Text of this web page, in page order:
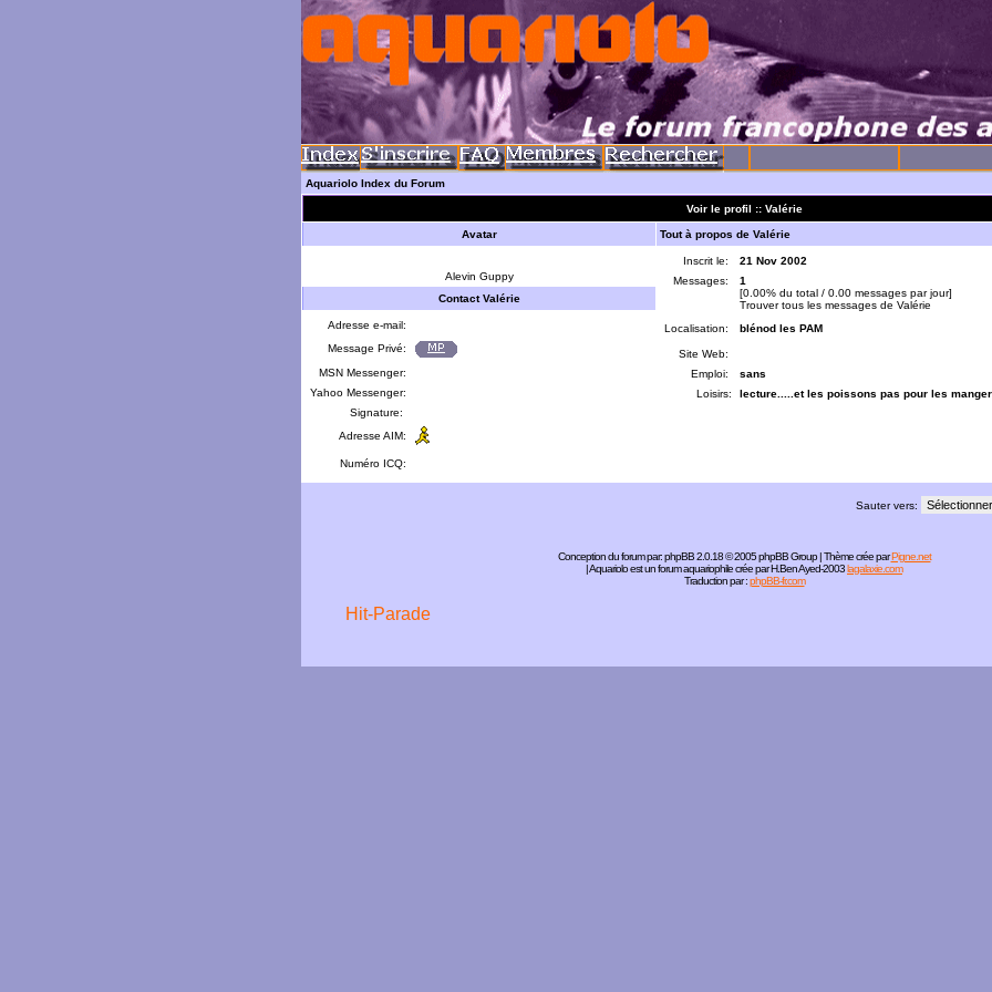
Aquariolo Index du Forum
Voir le profil :: Valérie
Avatar Tout à propos de Valérie
Alevin Guppy
Inscrit le:
21 Nov 2002
Messages:
1
[0.00% du total / 0.00 messages par jour]
Trouver tous les messages de Valérie
Localisation:
blénod les PAM
Site Web:
Emploi:
sans
Loisirs:
lecture.....et les poissons pas pour les manger
Contact Valérie
Adresse e-mail:
Message Privé:
MSN Messenger:
Yahoo Messenger:
Signature:
Adresse AIM:
Numéro ICQ:
Sauter vers:
Conception du forum par:phpBB2.0.18 © 2005 phpBB Group | Thème crée parPigne.net
| Aquariolo est un forum aquariophile crée par H.Ben Ayed-2003lagalaxie.com
Traduction par :phpBB-fr.com